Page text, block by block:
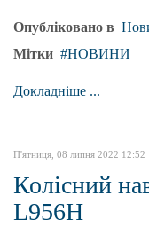
Опубліковано в
Мітки
НОВИНИ
Докладніше ...
П'ятниця, 08 липня 2022 12:52
Колісний
L956H